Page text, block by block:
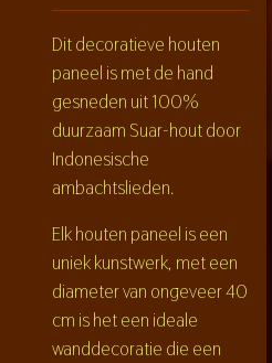
Dit decoratieve houten
paneel is met de hand
gesneden uit 100%
duurzaam Suar-hout door
Indonesische
ambachtslieden.
Elk houten paneel is een
uniek kunstwerk, met een
diameter van ongeveer 40
cm is het een ideale
wanddecoratie die een